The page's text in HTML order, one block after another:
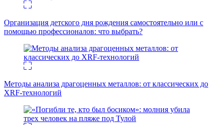
Организация детского дня рождения самостоятельно или с
помощью профессионалов: что выбрать?
Методы анализа драгоценных металлов: от классических до
XRF-технологий